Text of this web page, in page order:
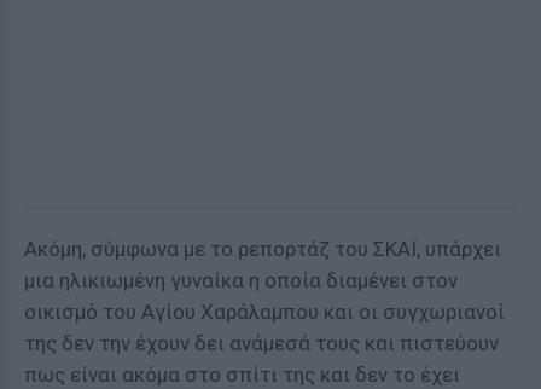
Ακόμη, σύμφωνα με το ρεπορτάζ του ΣΚΑΪ, υπάρχει
μια ηλικιωμένη γυναίκα η οποία διαμένει στον
οικισμό του Αγίου Χαράλαμπου και οι συγχωριανοί
της δεν την έχουν δει ανάμεσά τους και πιστεύουν
πως είναι ακόμα στο σπίτι της και δεν το έχει